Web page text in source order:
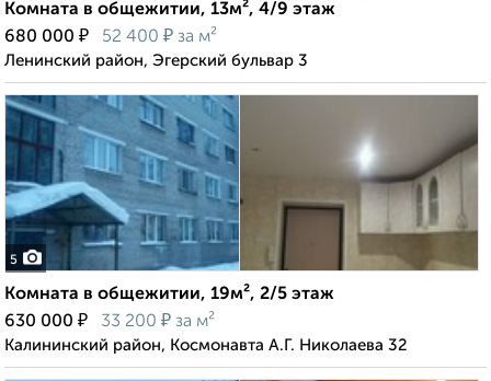
Комната в общежитии, 13м², 4/9 этаж
680 000 ₽ 52 400 ₽ за м²
Ленинский район, Эгерский бульвар 3
5
Комната в общежитии, 19м², 2/5 этаж
630 000 ₽ 33 200 ₽ за м²
Калининский район, Космонавта А.Г. Николаева 32